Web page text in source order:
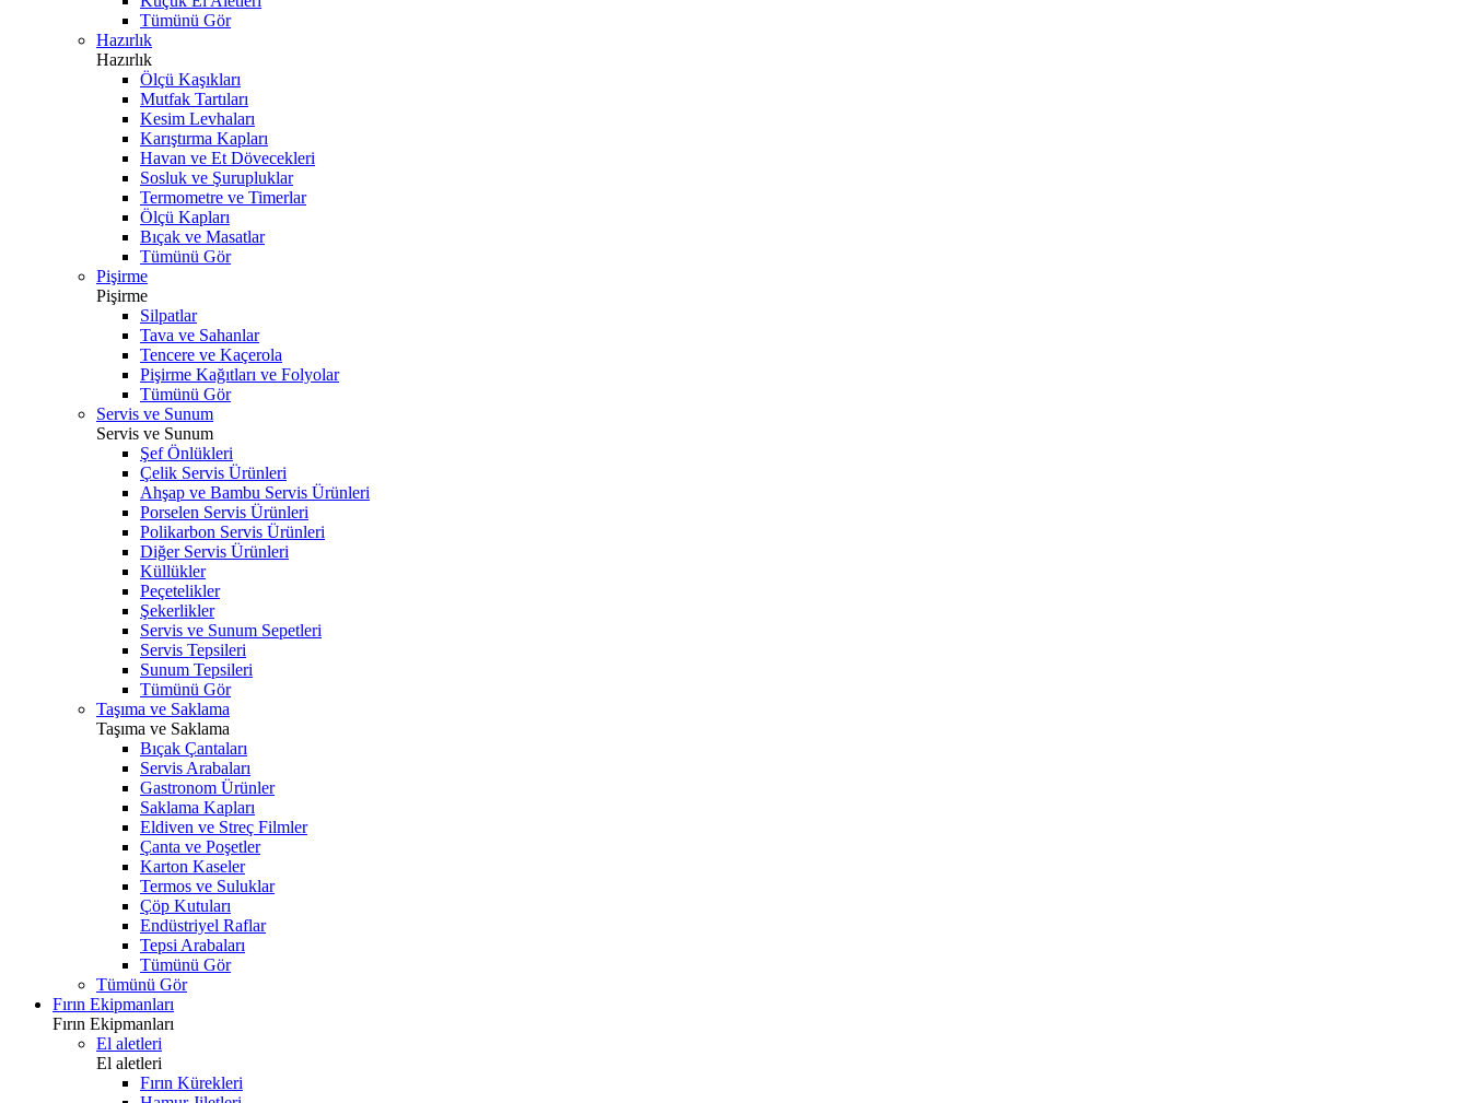
Tümünü Gör
Hazırlık
Hazırlık
Ölçü Kaşıkları
Mutfak Tartıları
Kesim Levhaları
Karıştırma Kapları
Havan ve Et Dövecekleri
Sosluk ve Şurupluklar
Termometre ve Timerlar
Ölçü Kapları
Bıçak ve Masatlar
Tümünü Gör
Pişirme
Pişirme
Silpatlar
Tava ve Sahanlar
Tencere ve Kaçerola
Pişirme Kağıtları ve Folyolar
Tümünü Gör
Servis ve Sunum
Servis ve Sunum
Şef Önlükleri
Çelik Servis Ürünleri
Ahşap ve Bambu Servis Ürünleri
Porselen Servis Ürünleri
Polikarbon Servis Ürünleri
Diğer Servis Ürünleri
Küllükler
Peçetelikler
Şekerlikler
Servis ve Sunum Sepetleri
Servis Tepsileri
Sunum Tepsileri
Tümünü Gör
Taşıma ve Saklama
Taşıma ve Saklama
Bıçak Çantaları
Servis Arabaları
Gastronom Ürünler
Saklama Kapları
Eldiven ve Streç Filmler
Çanta ve Poşetler
Karton Kaseler
Termos ve Suluklar
Çöp Kutuları
Endüstriyel Raflar
Tepsi Arabaları
Tümünü Gör
Tümünü Gör
Fırın Ekipmanları
Fırın Ekipmanları
El aletleri
El aletleri
Fırın Kürekleri